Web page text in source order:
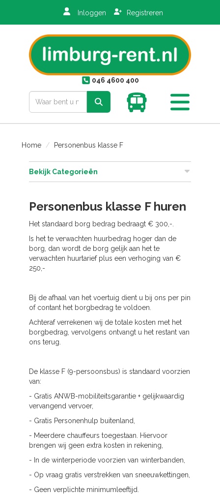
Inloggen Registreren
046 4600 400
Toggle
menu
Home Personenbus klasse F
Bekijk Categorieën
Personenbus klasse F huren
Het standaard borg bedrag bedraagt € 300,-.
Is het te verwachten huurbedrag hoger dan de
borg, dan wordt de borg gelijk aan het te
verwachten huurtarief plus een verhoging van €
250,-
Bij de afhaal van het voertuig dient u bij ons per pin
of contant het borgbedrag te voldoen.
Achteraf verrekenen wij de totale kosten met het
borgbedrag, vervolgens ontvangt u het restant van
ons terug.
De klasse F (9-persoonsbus) is standaard voorzien
van:
- Gratis ANWB-mobiliteitsgarantie + gelijkwaardig
vervangend vervoer,
- Gratis Personenhulp buitenland,
- Meerdere chauffeurs toegestaan. Hiervoor
brengen wij geen extra kosten in rekening,
- In de winterperiode voorzien van winterbanden,
- Op vraag gratis verstrekken van sneeuwkettingen,
- Geen verplichte minimumleeftijd.